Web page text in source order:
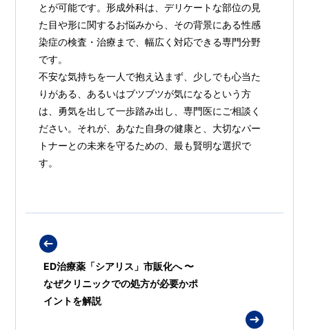
とが可能です。形成外科は、デリケートな部位の見
た目や形に関するお悩みから、その背景にある性感
染症の検査・治療まで、幅広く対応できる専門分野
です。
不安な気持ちを一人で抱え込まず、少しでも心当た
りがある、あるいはブツブツが気になるという方
は、勇気を出して一歩踏み出し、専門医にご相談く
ださい。それが、あなた自身の健康と、大切なパー
トナーとの未来を守るための、最も賢明な選択で
す。
ED治療薬「シアリス」市販化へ 〜
なぜクリニックでの処方が必要かポ
イントを解説